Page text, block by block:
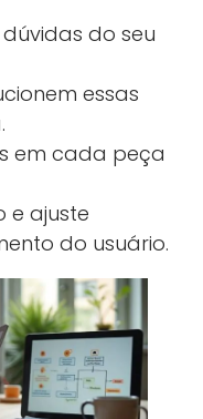
que
a autoridade da
atrai visitantes
digital.
criam conexão
fidelizar clientes
claras e objetivas
a taxa de
transforma